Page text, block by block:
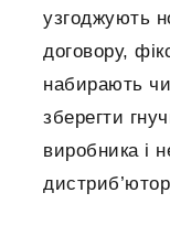
узгоджують
договору,
набирають
зберегти
виробника і